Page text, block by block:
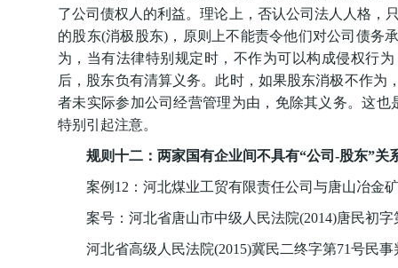
了公司债权人的利益。理论上，否认公司法人人格，
的股东(消极股东)，原则上不能责令他们对公司债务
为，当有法律特别规定时，不作为可以构成侵权行
后，股东负有清算义务。此时，如果股东消极不作
者未实际参加公司经营管理为由，免除其义务。这
特别引起注意。
规则十二：两家国有企业间不具有“公司-股东”关
案例12：河北煤业工贸有限责任公司与唐山冶金
案号：河北省唐山市中级人民法院(2014)唐民初
河北省高级人民法院(2015)冀民二终字第71号民